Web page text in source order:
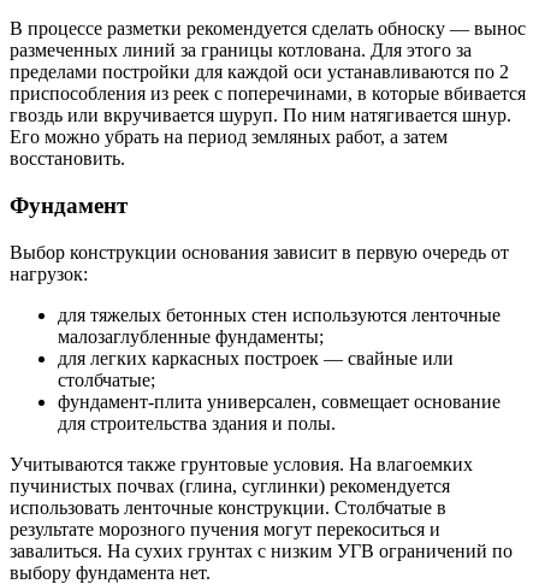
В процессе разметки рекомендуется сделать обноску — вынос
размеченных линий за границы котлована. Для этого за
пределами постройки для каждой оси устанавливаются по 2
приспособления из реек с поперечинами, в которые вбивается
гвоздь или вкручивается шуруп. По ним натягивается шнур.
Его можно убрать на период земляных работ, а затем
восстановить.
Фундамент
Выбор конструкции основания зависит в первую очередь от
нагрузок:
для тяжелых бетонных стен используются ленточные
малозаглубленные фундаменты;
для легких каркасных построек — свайные или
столбчатые;
фундамент-плита универсален, совмещает основание
для строительства здания и полы.
Учитываются также грунтовые условия. На влагоемких
пучинистых почвах (глина, суглинки) рекомендуется
использовать ленточные конструкции. Столбчатые в
результате морозного пучения могут перекоситься и
завалиться. На сухих грунтах с низким УГВ ограничений по
выбору фундамента нет.